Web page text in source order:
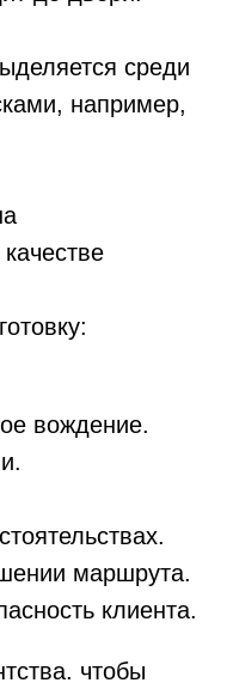
среди
например,
вождение.
маршрута.
клиента.
чтобы